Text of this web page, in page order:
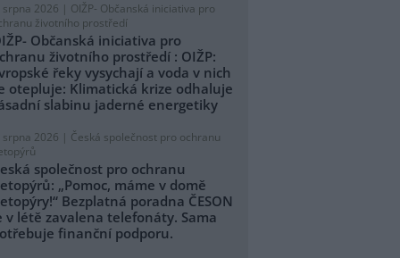
srpna 2026 | OIŽP- Občanská iniciativa pro
životního prostředí
Občanská iniciativa pro
životního prostředí : OIŽP:
řeky vysychají a voda v nich
otepluje: Klimatická krize odhaluje
slabinu jaderné energetiky
srpna 2026 | Česká společnost pro ochranu
společnost pro ochranu
„Pomoc, máme v domě
Bezplatná poradna ČESON
v létě zavalena telefonáty. Sama
finanční podporu.